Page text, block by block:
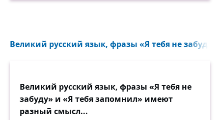
Великий русский язык, фразы «Я тебя не
Великий русский язык, фразы «Я тебя не
забуду» и «Я тебя запомнил» имеют
разный смысл...